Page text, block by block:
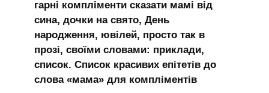
гарні компліменти сказати мамі від
сина, дочки на свято, День
народження, ювілей, просто так в
прозі, своїми словами: приклади,
список. Список красивих епітетів до
слова «мама» для компліментів